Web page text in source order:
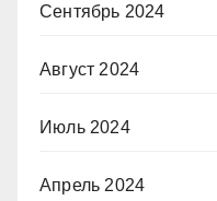
Сентябрь 2024
Август 2024
Июль 2024
Апрель 2024